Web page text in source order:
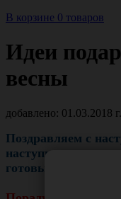
В корзине 0 товаров
Идеи
весны
добавлено: 01.03.2018 г.
Поздравляем с
наступит
готовы помочь вам